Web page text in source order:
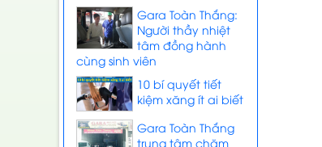
Gara Toàn Thắng:
Người thầy nhiệt
tâm đồng hành
cùng sinh viên
10 bí quyết tiết
kiệm xăng ít ai biết
Gara Toàn Thắng
trung tâm chăm